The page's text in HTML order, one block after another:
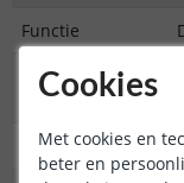
Functie
Aantal lampen in
set
IP waarde
Cookies
Met cookies en
beter en